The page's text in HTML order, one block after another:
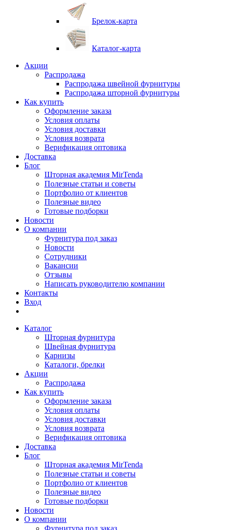
Брелок-карта
Каталог-карта
Акции
Распродажа
Распродажа швейной фурнитуры
Распродажа шторной фурнитуры
Как купить
Оформление заказа
Условия оплаты
Условия доставки
Условия возврата
Верификация оптовика
Доставка
Блог
Шторная академия MirTenda
Полезные статьи и советы
Портфолио от клиентов
Полезные видео
Готовые подборки
Новости
О компании
Фурнитура под заказ
Новости
Сотрудники
Вакансии
Отзывы
Написать руководителю компании
Контакты
Вход
Каталог
Шторная фурнитура
Швейная фурнитура
Карнизы
Каталоги, брелки
Акции
Распродажа
Как купить
Оформление заказа
Условия оплаты
Условия доставки
Условия возврата
Верификация оптовика
Доставка
Блог
Шторная академия MirTenda
Полезные статьи и советы
Портфолио от клиентов
Полезные видео
Готовые подборки
Новости
О компании
Фурнитура под заказ